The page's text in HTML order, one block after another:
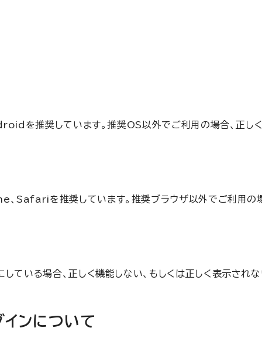
を推奨しています。推奨OS以外でご利用の場合、正しく
を推奨しています。推奨ブラウザ以外でご利用の場
る場合、正しく機能しない、もしくは正しく表示され
インについて